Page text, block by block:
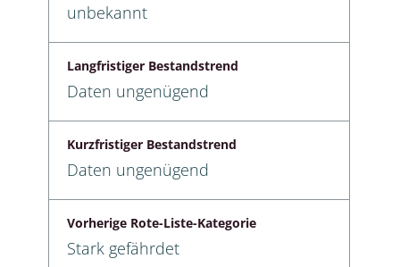
unbekannt
Langfristiger Bestandstrend
Daten ungenügend
Kurzfristiger Bestandstrend
Daten ungenügend
Vorherige Rote-Liste-Kategorie
Stark gefährdet